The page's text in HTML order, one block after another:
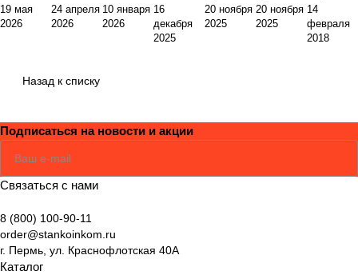
ЧПУ:
инжене
классиф
и
выбору
оборудо
вания
19 мая
2026
полный
обзор
назначе
24 апреля
2026
фрезер
ного
практик
10 января
2026
токарны
й станок
ы
16
декабря
2025
металло
обработ
оборудо
20 ноября
2025
ных
станков:
примен
20 ноября
2025
ка
металло
гии и
функцио
14
февраля
2018
Назад к списку
Подписаться на новости и акции
Связаться с нами
8 (800) 100-90-11
order@stankoinkom.ru
г. Пермь, ул. Краснофлотская 40А
Каталог